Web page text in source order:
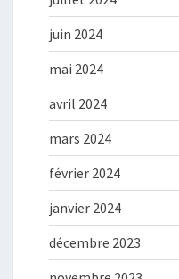
juin 2024
mai 2024
avril 2024
mars 2024
février 2024
janvier 2024
décembre 2023